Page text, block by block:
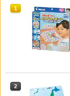
1
1
2